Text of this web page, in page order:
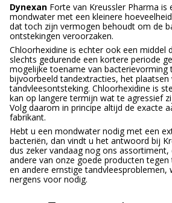
Dynexan Forte van Kreussler Pharma is
mondwater met een kleinere
dat toch zijn vermogen behoudt om de
ontstekingen veroorzaken.
Chloorhexidine is echter ook een middel
slechts gedurende een kortere periode
mogelijke toename van bacterievorming
bijvoorbeeld tandextracties, het
tandvleesontsteking. Chloorhexidine is
kan op langere termijn wat te agressief
Volg daarom in principe altijd de exacte
fabrikant.
Hebt u een mondwater nodig met een
bacteriën, dan vindt u het antwoord bij
dus zeker vandaag nog ons
andere van onze goede producten
en andere ernstige tandvleesproblemen,
nergens voor nodig.